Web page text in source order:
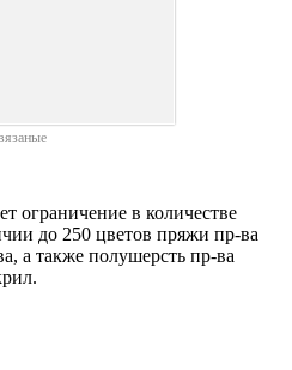
ограничение в количестве
до 250 цветов пряжи пр-ва
а также полушерсть пр-ва